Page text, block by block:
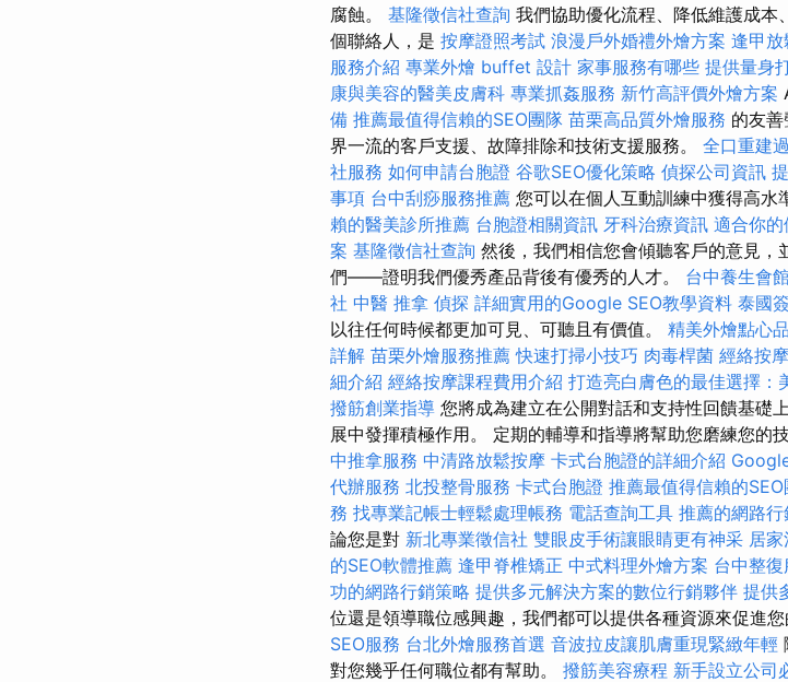
腐蝕。 基隆徵信社查詢 我們協助優化流程、降低維護成本
個聯絡人，是 按摩證照考試 浪漫戶外婚禮外燴方案 逢甲
服務介紹 專業外燴 buffet 設計 家事服務有哪些 提供量身
康與美容的醫美皮膚科 專業抓姦服務 新竹高評價外燴方案
備 推薦最值得信賴的SEO團隊 苗栗高品質外燴服務 的友
界一流的客戶支援、故障排除和技術支援服務。 全口重建
社服務 如何申請台胞證 谷歌SEO優化策略 偵探公司資訊
事項 台中刮痧服務推薦 您可以在個人互動訓練中獲得高水
賴的醫美診所推薦 台胞證相關資訊 牙科治療資訊 適合你
案 基隆徵信社查詢 然後，我們相信您會傾聽客戶的意見
們——證明我們優秀產品背後有優秀的人才。 台中養生會
社 中醫 推拿 偵探 詳細實用的Google SEO教學資料 泰國
以往任何時候都更加可見、可聽且有價值。 精美外燴點心
詳解 苗栗外燴服務推薦 快速打掃小技巧 肉毒桿菌 經絡按
細介紹 經絡按摩課程費用介紹 打造亮白膚色的最佳選擇：
撥筋創業指導 您將成為建立在公開對話和支持性回饋基礎
展中發揮積極作用。 定期的輔導和指導將幫助您磨練您的
中推拿服務 中清路放鬆按摩 卡式台胞證的詳細介紹
代辦服務 北投整骨服務 卡式台胞證 推薦最值得信賴的
務 找專業記帳士輕鬆處理帳務 電話查詢工具 推薦的網路行
論您是對 新北專業徵信社 雙眼皮手術讓眼睛更有神采 居
的SEO軟體推薦 逢甲脊椎矯正 中式料理外燴方案 台中整
功的網路行銷策略 提供多元解決方案的數位行銷夥伴 提供
位還是領導職位感興趣，我們都可以提供各種資源來促進您
SEO服務 台北外燴服務首選 音波拉皮讓肌膚重現緊緻年輕
對您幾乎任何職位都有幫助。 撥筋美容療程 新手設立公司